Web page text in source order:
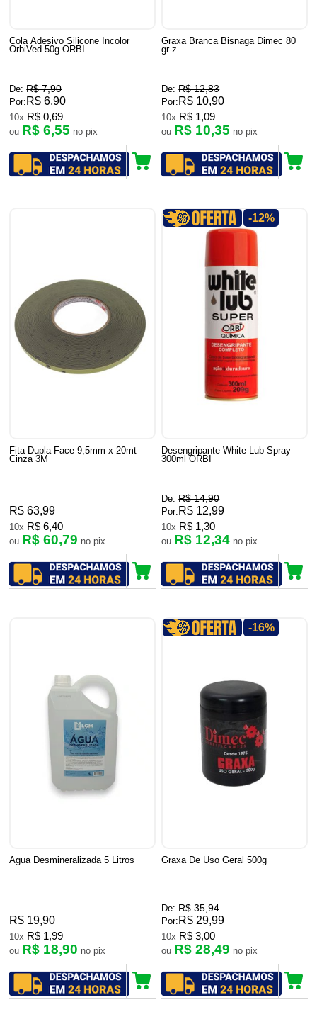
Cola Adesivo Silicone Incolor
OrbiVed 50g ORBI
De: R$ 7,90
Por: R$ 6,90
10x R$ 0,69
ou R$ 6,55 no pix
Graxa Branca Bisnaga Dimec 80
gr-z
De: R$ 12,83
Por: R$ 10,90
10x R$ 1,09
ou R$ 10,35 no pix
Fita Dupla Face 9,5mm x 20mt
Cinza 3M
R$ 63,99
10x R$ 6,40
ou R$ 60,79 no pix
-12%
Desengripante White Lub Spray
300ml ORBI
De: R$ 14,90
Por: R$ 12,99
10x R$ 1,30
ou R$ 12,34 no pix
Agua Desmineralizada 5 Litros
R$ 19,90
10x R$ 1,99
ou R$ 18,90 no pix
-16%
Graxa De Uso Geral 500g
De: R$ 35,94
Por: R$ 29,99
10x R$ 3,00
ou R$ 28,49 no pix